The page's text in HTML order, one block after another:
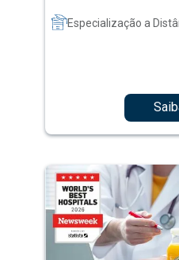
Especialização a